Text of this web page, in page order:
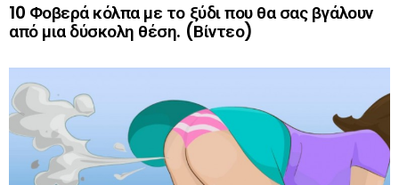
10 Φοβερά κόλπα με το ξύδι που θα σας βγάλουν
από μια δύσκολη θέση. (Βίντεο)